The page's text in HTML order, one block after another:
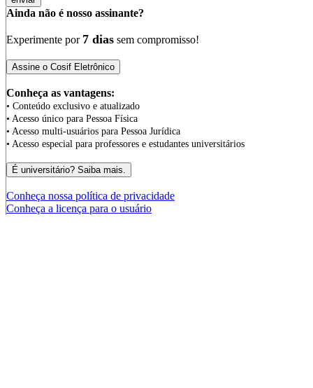
Ainda não é nosso assinante?
Experimente por 7 dias sem compromisso!
Conheça as vantagens:
• Conteúdo exclusivo e atualizado
• Acesso único para Pessoa Física
• Acesso multi-usuários para Pessoa Jurídica
• Acesso especial para professores e estudantes universitários
Conheça nossa política de privacidade
Conheça a licença para o usuário